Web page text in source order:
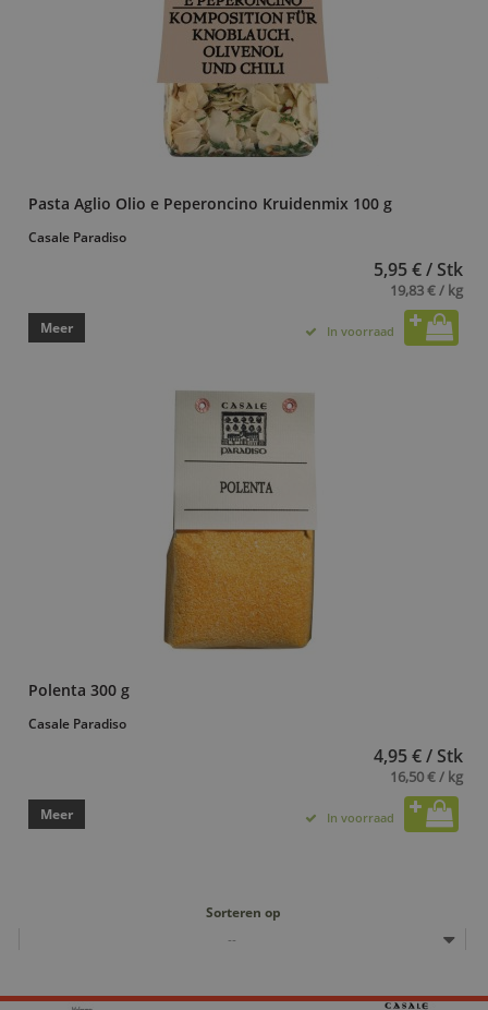
Pasta Aglio Olio e Peperoncino Kruidenmix 100 g
Casale Paradiso
5,95 € / Stk
19,83 € / kg
Meer In voorraad
Polenta 300 g
Casale Paradiso
4,95 € / Stk
16,50 € / kg
Meer In voorraad
Sorteren op
--